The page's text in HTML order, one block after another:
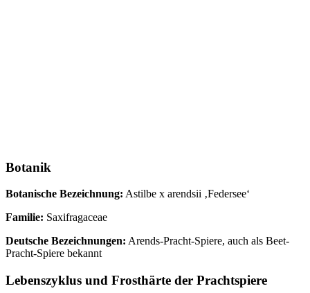
Botanik
Botanische Bezeichnung: Astilbe x arendsii ‚Federsee‘
Familie: Saxifragaceae
Deutsche Bezeichnungen: Arends-Pracht-Spiere, auch als Beet-
Pracht-Spiere bekannt
Lebenszyklus und Frosthärte der Prachtspiere